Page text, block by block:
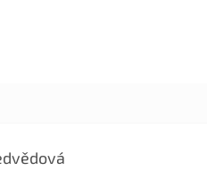
je 5 z 5 hvězdiček.